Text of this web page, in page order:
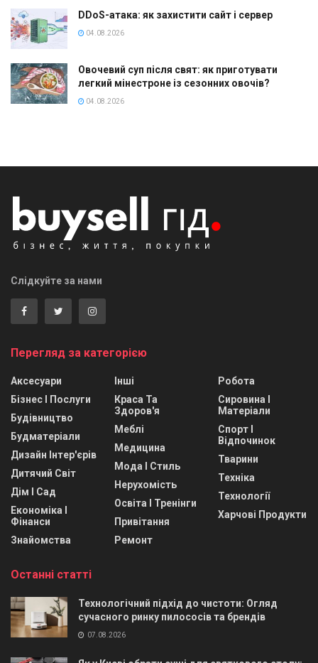
DDoS-атака: як захистити сайт і сервер
04.08.2026
Овочевий суп після свят: як приготувати
легкий мінестроне із сезонних овочів?
04.08.2026
Слідкуйте за нами
Перегляд за категорією
Аксесуари
Бізнес І Послуги
Будівництво
Будматеріали
Дизайн Інтер'єрів
Дитячий Світ
Дім І Сад
Економіка І
Фінанси
Знайомства
Інші
Краса Та
Здоров'я
Меблі
Медицина
Мода І Стиль
Нерухомість
Освіта І Тренінги
Привітання
Ремонт
Робота
Сировина І
Матеріали
Спорт І
Відпочинок
Тварини
Техніка
Технології
Харчові Продукти
Останні статті
Технологічний підхід до чистоти: Огляд
сучасного ринку пилососів та брендів
07.08.2026